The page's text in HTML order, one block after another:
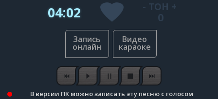
04:02 - ТОН +
0
В версии ПК можно записать эту песню с голосом